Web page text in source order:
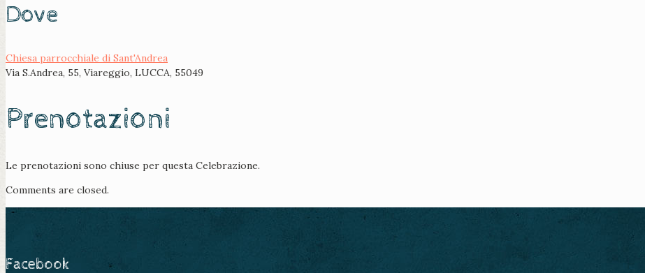
Dove
Chiesa parrocchiale di Sant'Andrea
Via S.Andrea, 55, Viareggio, LUCCA, 55049
Prenotazioni
Le prenotazioni sono chiuse per questa Celebrazione.
Comments are closed.
Facebook